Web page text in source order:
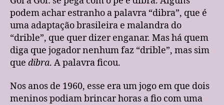
se
pega
com
o
pé
Um
antigo
podem achar estranho a palavra “dibra”, que é
uma adaptação brasileira e malandra do
“drible”, que quer dizer enganar. Mas há quem
diga que jogador nenhum faz “drible”, mas sim
que dibra. A palavra ficou.
Nos anos de 1960, esse era um jogo em que dois
meninos podiam brincar horas a fio com uma